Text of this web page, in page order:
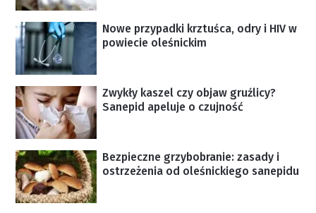
Nowe przypadki krztuśca, odry i HIV w
powiecie oleśnickim
Zwykły kaszel czy objaw gruźlicy?
Sanepid apeluje o czujność
Bezpieczne grzybobranie: zasady i
ostrzeżenia od oleśnickiego sanepidu